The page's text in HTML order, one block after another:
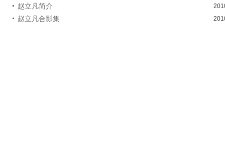
赵立凡简介
赵立凡合影集